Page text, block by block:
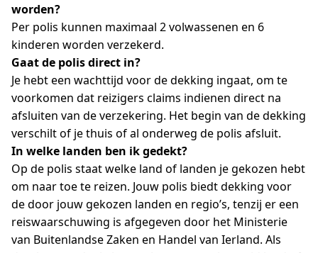
worden?
Per polis kunnen maximaal 2 volwassenen en 6
kinderen worden verzekerd.
Gaat de polis direct in?
Je hebt een wachttijd voor de dekking ingaat, om te
voorkomen dat reizigers claims indienen direct na
afsluiten van de verzekering. Het begin van de dekking
verschilt of je thuis of al onderweg de polis afsluit.
In welke landen ben ik gedekt?
Op de polis staat welke land of landen je gekozen hebt
om naar toe te reizen. Jouw polis biedt dekking voor
de door jouw gekozen landen en regio’s, tenzij er een
reiswaarschuwing is afgegeven door het Ministerie
van Buitenlandse Zaken en Handel van Ierland. Als